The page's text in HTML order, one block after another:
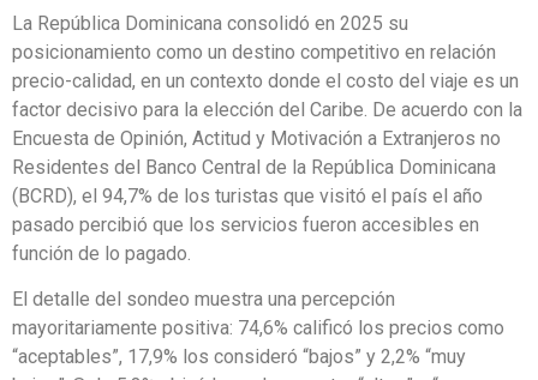
La República Dominicana consolidó en 2025 su
posicionamiento como un destino competitivo en relación
precio-calidad, en un contexto donde el costo del viaje es un
factor decisivo para la elección del Caribe. De acuerdo con la
Encuesta de Opinión, Actitud y Motivación a Extranjeros no
Residentes del Banco Central de la República Dominicana
(BCRD), el 94,7% de los turistas que visitó el país el año
pasado percibió que los servicios fueron accesibles en
función de lo pagado.
El detalle del sondeo muestra una percepción
mayoritariamente positiva: 74,6% calificó los precios como
“aceptables”, 17,9% los consideró “bajos” y 2,2% “muy